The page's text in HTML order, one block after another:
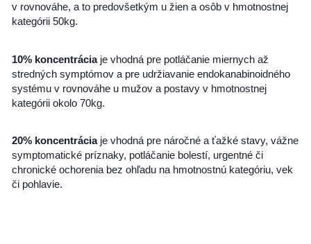
v rovnováhe, a to predovšetkým u žien a osôb v hmotnostnej
kategórii 50kg.
10% koncentráciaje vhodná pre potláčanie miernych až
stredných symptómov a pre udržiavanie endokanabinoidného
systému v rovnováhe u mužov a postavy v hmotnostnej
kategórii okolo 70kg.
20% koncentráciaje vhodná pre náročné a ťažké stavy, vážne
symptomatické príznaky, potláčanie bolestí, urgentné či
chronické ochorenia bez ohľadu na hmotnostnú kategóriu, vek
či pohlavie.